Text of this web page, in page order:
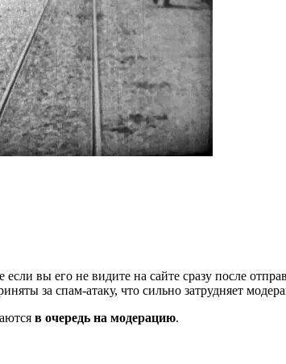
если вы его не видите на сайте сразу после
за спам-атаку, что сильно затрудняет
в очередь на модерацию.